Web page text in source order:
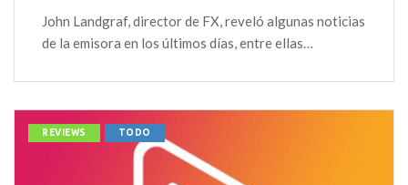
John Landgraf, director de FX, reveló algunas noticias
de la emisora en los últimos días, entre ellas…
REVIEWS TODO